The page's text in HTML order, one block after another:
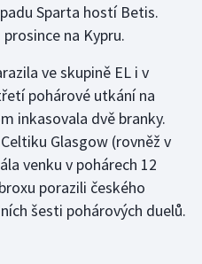
Sparta hostí Betis.
na Kypru.
ve skupině EL i v
pohárové utkání na
inkasovala dvě branky.
Glasgow (rovněž v
venku v pohárech 12
porazili českého
šesti pohárových duelů.